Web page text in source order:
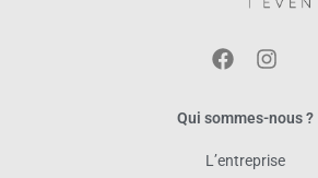
Qui sommes-nous ?
L’entreprise